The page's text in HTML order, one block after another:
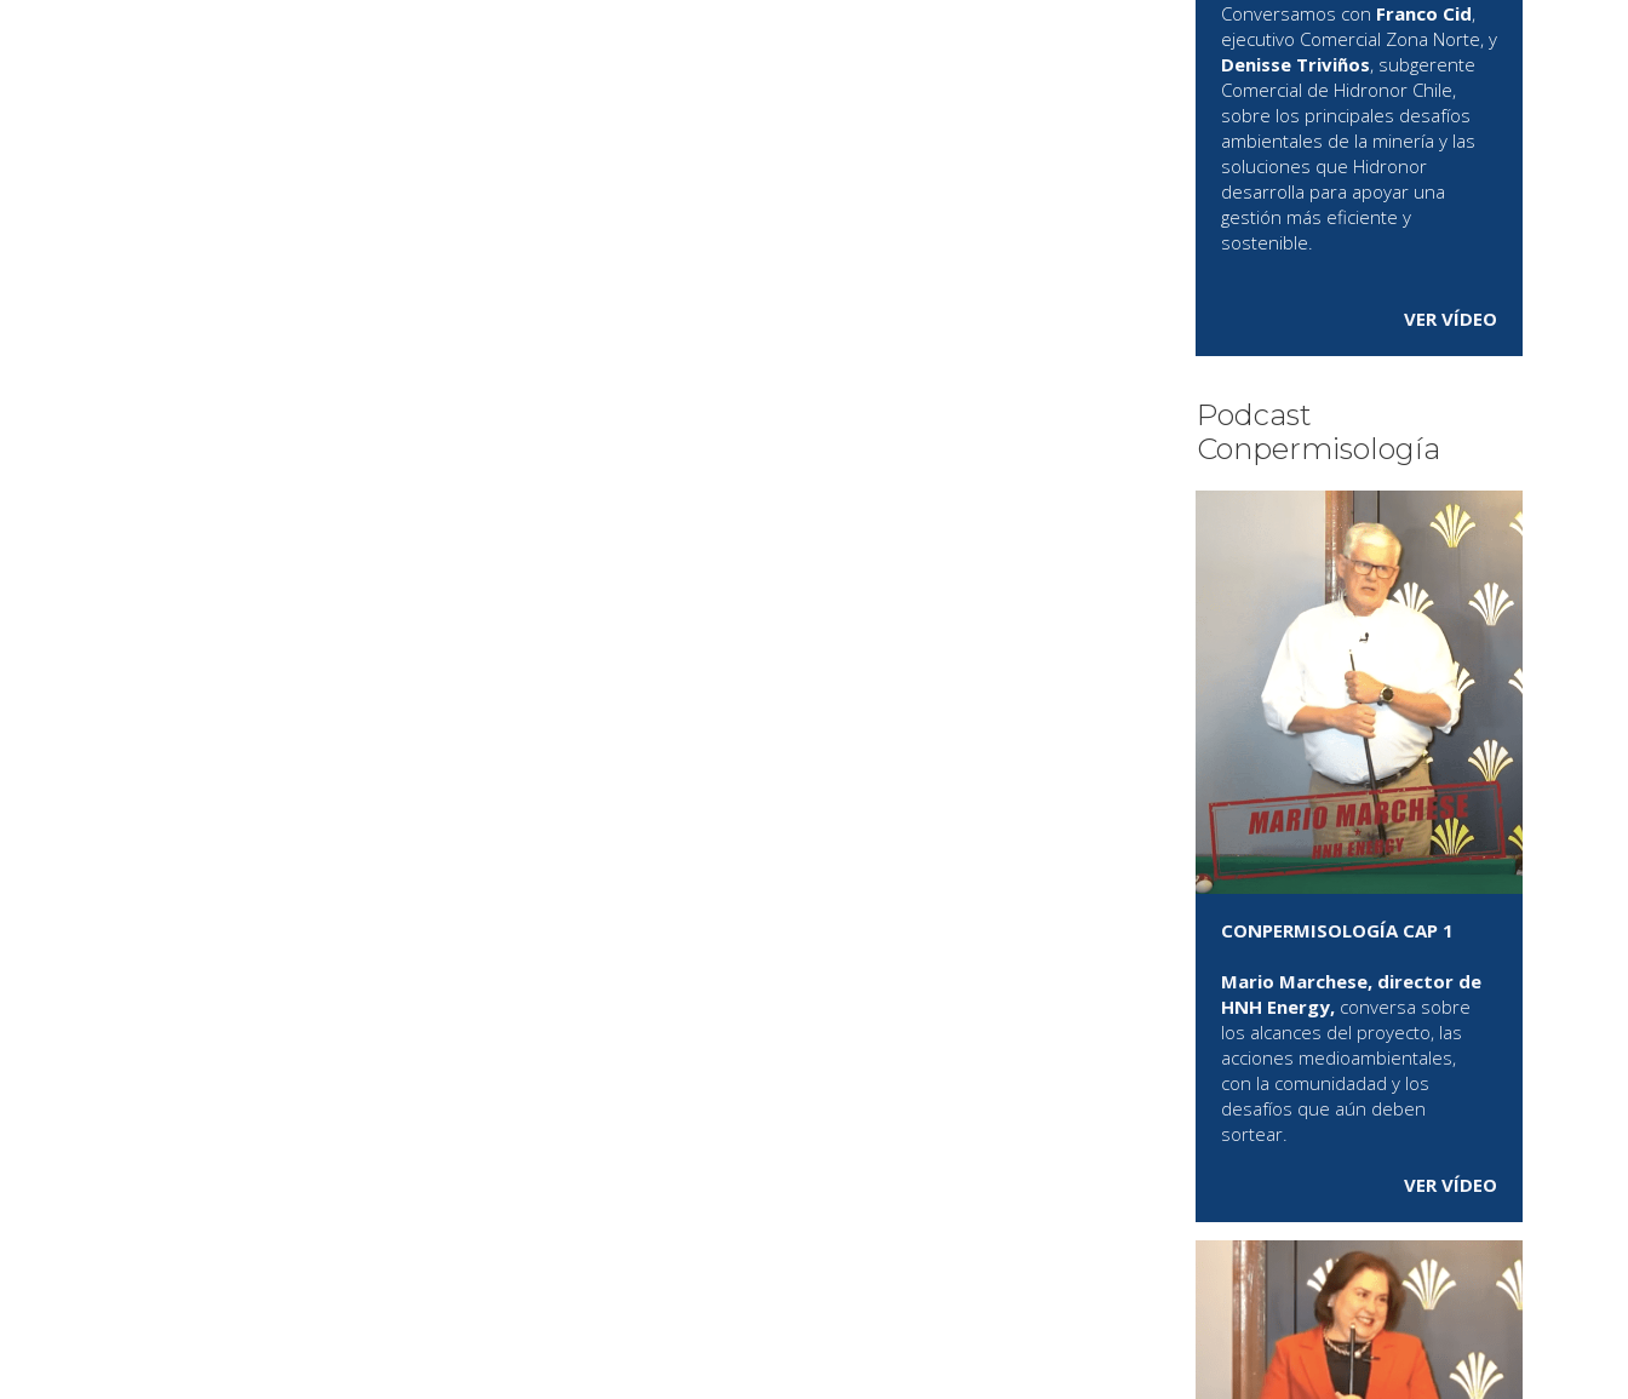
Conversamos con Franco Cid,
ejecutivo Comercial Zona Norte, y
Denisse Triviños, subgerente
Comercial de Hidronor Chile,
sobre los principales desafíos
ambientales de la minería y las
soluciones que Hidronor
desarrolla para apoyar una
gestión más eficiente y
sostenible.
VER VÍDEO
Podcast
Conpermisología
CONPERMISOLOGÍA CAP 1
Mario Marchese, director de
HNH Energy, conversa sobre
los alcances del proyecto, las
acciones medioambientales,
con la comunidadad y los
desafíos que aún deben
sortear.
VER VÍDEO